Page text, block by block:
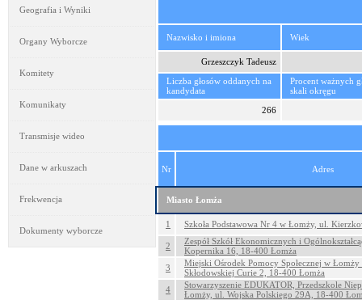
Geografia i Wyniki
Organy Wyborcze
Komitety
Komunikaty
Transmisje wideo
Dane w arkuszach
Frekwencja
Dokumenty wyborcze
Nazwisko i imiona Wiek
Grzeszczyk Tadeusz
Liczba głosów oddanych na
kandydata
Procent ważnych
skali okręgu
266
Nr Adres
Miasto Łomża
1 Szkoła Podstawowa Nr 4 w Łomży, ul.
2
Zespół Szkół Ekonomicznych i
Kopernika 16, 18-400 Łomża
3
Miejski Ośrodek Pomocy Społecznej w
Skłodowskiej Curie 2, 18-400 Łomża
4
Stowarzyszenie EDUKATOR, Przedszkole
Łomży, ul. Wojska Polskiego 29A, 18-400